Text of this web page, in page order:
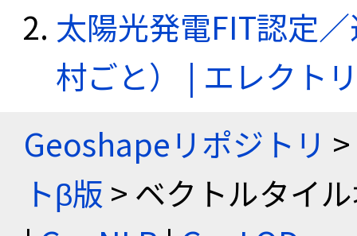
太陽光発電FIT認定
村ごと） | エレクト
Geoshapeリポジトリ >
トβ版 > ベクトルタイ